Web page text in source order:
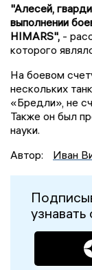
"Алесей,
выполнении
HIMARS", -
которого
На боевом
нескольких
«Бредли», не
Также он был
науки.
Автор:
Иван